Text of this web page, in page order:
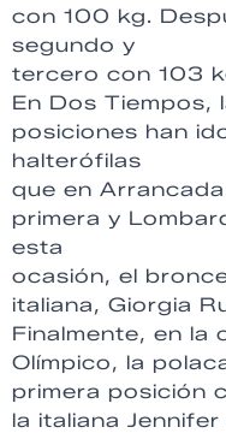
con 100 kg.
segundo y
tercero con 103
En Dos Tiempos,
posiciones han
halterófilas
que en
primera y
esta
ocasión, el
italiana, Giorgia
Finalmente, en la
Olímpico, la
primera posición
la italiana